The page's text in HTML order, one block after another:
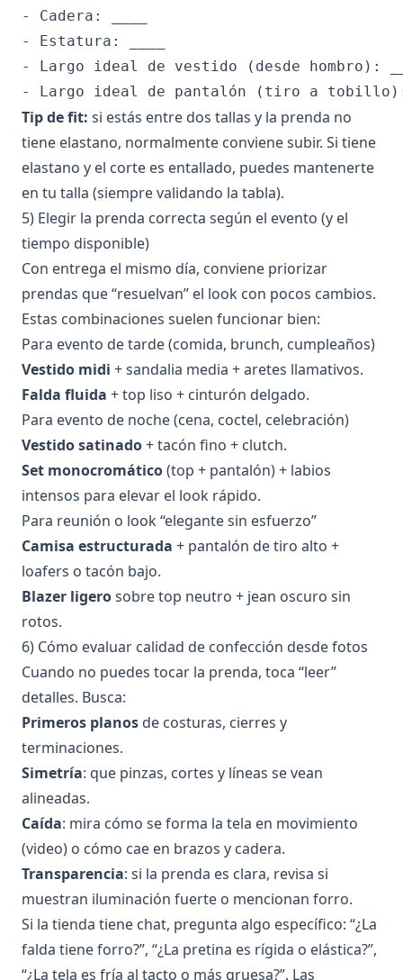
- Cadera: ____
- Estatura: ____
- Largo ideal de vestido (desde hombro):
Tip de fit: si estás entre dos tallas y la prenda no
tiene elastano, normalmente conviene subir. Si tiene
elastano y el corte es entallado, puedes mantenerte
en tu talla (siempre validando la tabla).
5) Elegir la prenda correcta según el evento (y el
tiempo disponible)
Con entrega el mismo día, conviene priorizar
prendas que “resuelvan” el look con pocos cambios.
Estas combinaciones suelen funcionar bien:
Para evento de tarde (comida, brunch, cumpleaños)
Vestido midi + sandalia media + aretes llamativos.
Falda fluida + top liso + cinturón delgado.
Para evento de noche (cena, coctel, celebración)
Vestido satinado+ tacón fino + clutch.
Set monocromático(top + pantalón) + labios
intensos para elevar el look rápido.
Para reunión o look “elegante sin esfuerzo”
Camisa estructurada + pantalón de tiro alto +
loafers o tacón bajo.
Blazer ligerosobre top neutro + jean oscuro sin
rotos.
6) Cómo evaluar calidad de confección desde fotos
Cuando no puedes tocar la prenda, toca “leer”
detalles. Busca:
Primeros planos de costuras, cierres y
terminaciones.
Simetría: que pinzas, cortes y líneas se vean
alineadas.
Caída: mira cómo se forma la tela en movimiento
(video) o cómo cae en brazos y cadera.
Transparencia: si la prenda es clara, revisa si
muestran iluminación fuerte o mencionan forro.
Si la tienda tiene chat, pregunta algo específico: “¿La
falda tiene forro?”, “¿La pretina es rígida o elástica?”,
“¿La tela es fría al tacto o más gruesa?”. Las